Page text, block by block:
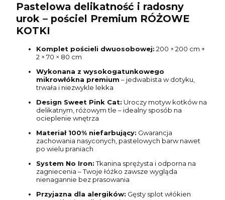
Pastelowa delikatność i radosny
urok – pościel Premium RÓŻOWE
KOTKI
Komplet pościeli dwuosobowej: 200 × 200 cm +
2 × 70 × 80 cm
Wykonana z wysokogatunkowego
mikrowłókna premium – jedwabista w dotyku,
trwała i niezwykle lekka
Design Sweet Pink Cat: Uroczy motyw kotków na
delikatnym, różowym tle – idealny sposób na
ocieplenie wnętrza
Materiał 100% niefarbujący: Gwarancja
zachowania nasyconych, pastelowych barw nawet
po wielu praniach
System No Iron:Tkanina sprężysta i odporna na
zagniecenia – Twoje łóżko zawsze wygląda
nienagannie bez prasowania
Przyjazna dla alergików: Gęsty splot włókien